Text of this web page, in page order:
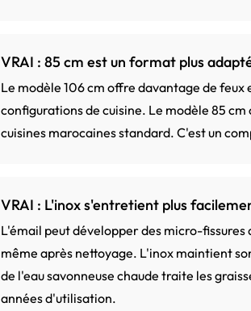
VRAI : 85 cm est un format plus
Le modèle 106 cm offre davantage de
configurations de cuisine. Le modèle 85
cuisines marocaines standard. C'est un
VRAI : L'inox s'entretient plus
L'émail peut développer des micro-
même après nettoyage. L'inox maintient
de l'eau savonneuse chaude traite les
années d'utilisation.